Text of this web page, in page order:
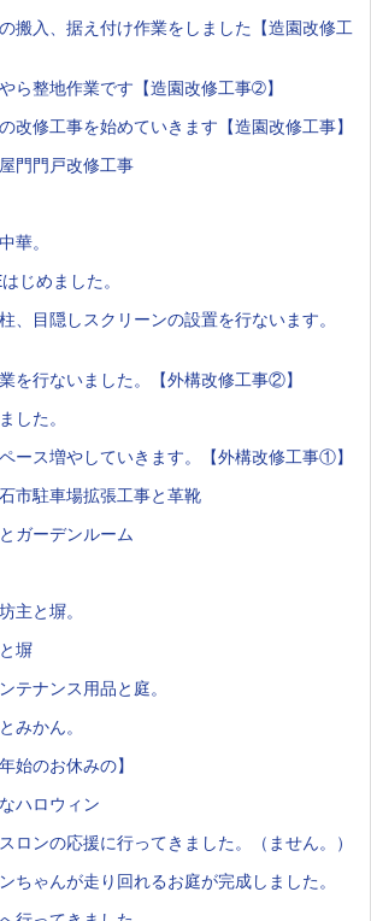
搬入、据え付け作業をしました【造園改修工
ら整地作業です【造園改修工事➁】
改修工事を始めていきます【造園改修工事】
門門戸改修工事
華。
じめました。
、目隠しスクリーンの設置を行ないます。
を行ないました。【外構改修工事②】
した。
ース増やしていきます。【外構改修工事①】
市駐車場拡張工事と革靴
ガーデンルーム
主と塀。
塀
テナンス用品と庭。
みかん。
始のお休みの】
ハロウィン
ロンの応援に行ってきました。（ません。）
ちゃんが走り回れるお庭が完成しました。